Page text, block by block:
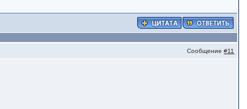
Сообщение#11